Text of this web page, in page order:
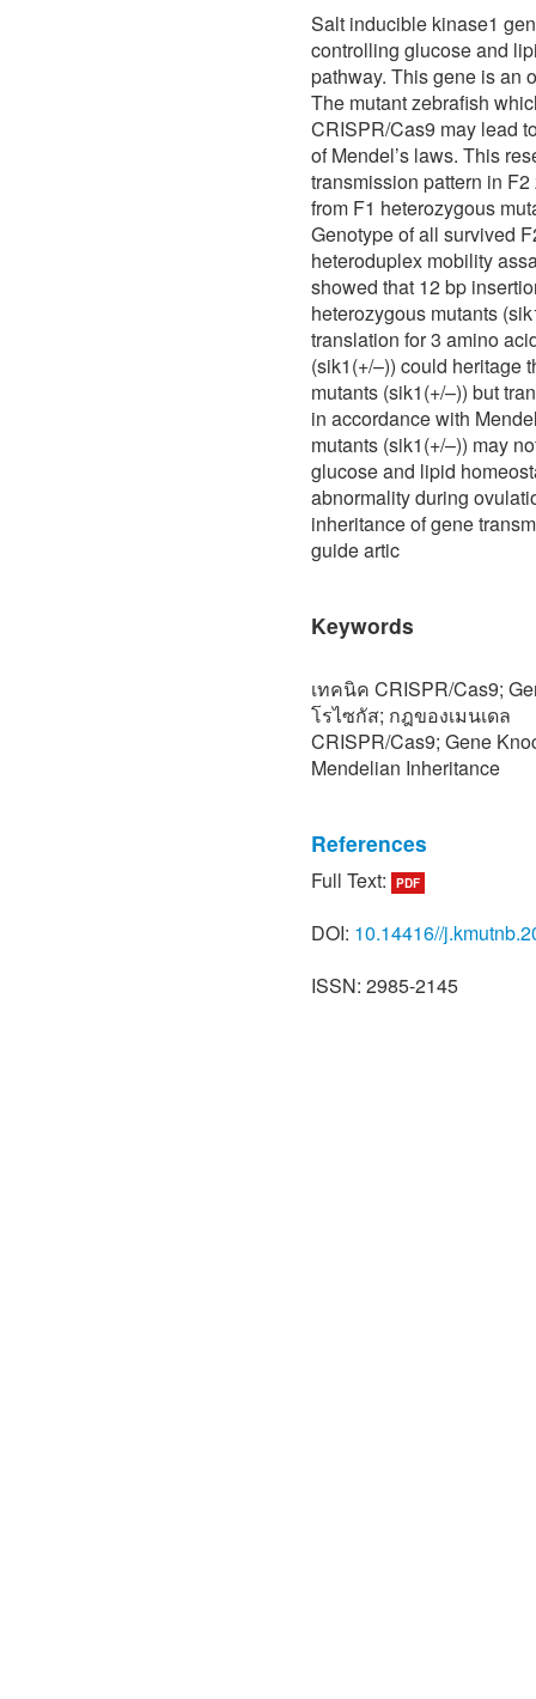
Salt inducible kinase1
controlling glucose and
pathway. This gene is an
The mutant zebrafish
CRISPR/Cas9 may lead
of Mendel’s laws. This
transmission pattern in
from F1 heterozygous
Genotype of all survived
heteroduplex mobility
showed that 12 bp
heterozygous mutants
translation for 3 amino
(sik1(+/–)) could heritage
mutants (sik1(+/–)) but
in accordance with
mutants (sik1(+/–)) may
glucose and lipid
abnormality during
inheritance of gene
guide artic
Keywords
เทคนิค CRISPR/Cas9;
โรไซกัส; กฎของเมนเดล
CRISPR/Cas9; Gene
Mendelian Inheritance
References
[1] S. Panchakhan, M.
zebrafish in the
Full Text: PDF
DOI: 10.14416//
ISSN: 2985-2145